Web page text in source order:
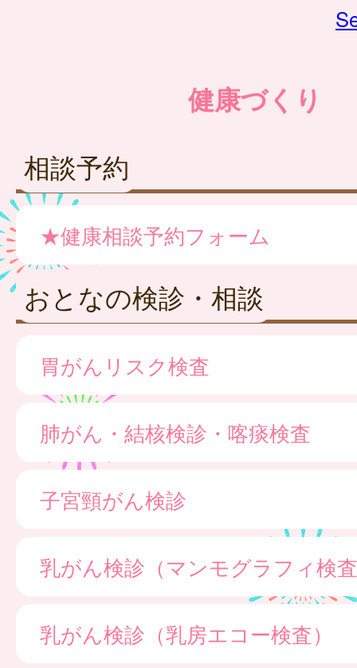
健康づくり
相談予約
★健康相談予約フォーム
おとなの検診・相談
胃がんリスク検査
肺がん・結核検診・喀痰検査
子宮頸がん検診
乳がん検診（マンモグラフィ検
乳がん検診（乳房エコー検査）